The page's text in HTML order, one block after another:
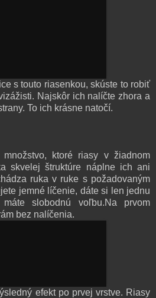
s touto riasenkou, skúste to robiť
Najskôr ich nalíčte zhora a
To ich krásne natočí.
množstvo, ktoré riasy v žiadnom
skvelej štruktúre náplne ich ani
ruka v ruke s požadovaným
jemné líčenie, dáte si len jednu
slobodnú voľbu.Na prvom
bez nalíčenia.
efekt po prvej vrstve. Riasy